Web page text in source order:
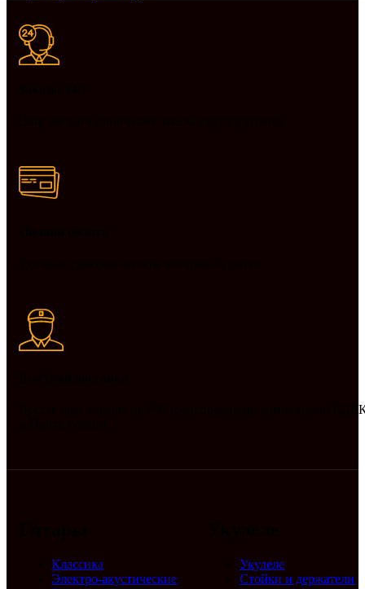
Доставляем товары по РФ транспортными компаниями
Классика
Электро-акустические
Укулеле
Стойки и держатели